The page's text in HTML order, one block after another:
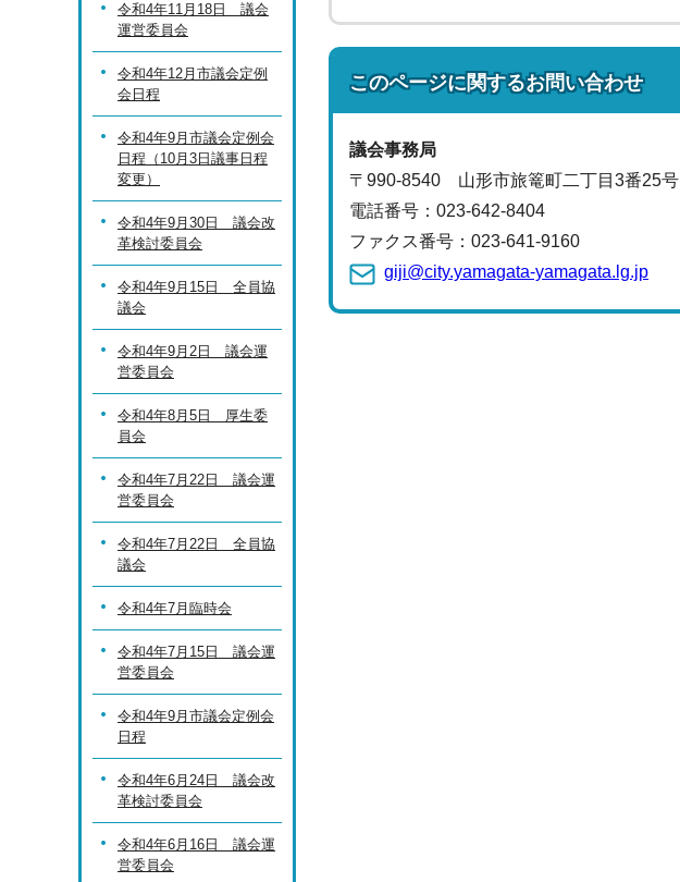
このページに関するお問い合わせ
議会事務局
〒990-8540 山形市旅篭町二丁目3番25号
電話番号： 023-642-8404
ファクス番号：023-641-9160
giji@city.yamagata-yamagata.lg.jp
令和4年11月18日 議会
運営委員会
令和4年12月市議会定例
会日程
令和4年9月市議会定例会
日程（10月3日議事日程
変更）
令和4年9月30日 議会改
革検討委員会
令和4年9月15日 全員協
議会
令和4年9月2日 議会運
営委員会
令和4年8月5日 厚生委
員会
令和4年7月22日 議会運
営委員会
令和4年7月22日 全員協
議会
令和4年7月臨時会
令和4年7月15日 議会運
営委員会
令和4年9月市議会定例会
日程
令和4年6月24日 議会改
革検討委員会
令和4年6月16日 議会運
営委員会